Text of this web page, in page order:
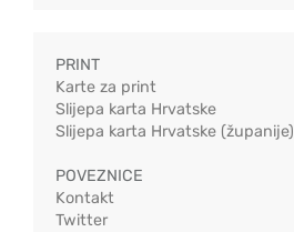
PRINT
Karte za print
Slijepa karta Hrvatske
Slijepa karta Hrvatske (županije)
POVEZNICE
Kontakt
Twitter